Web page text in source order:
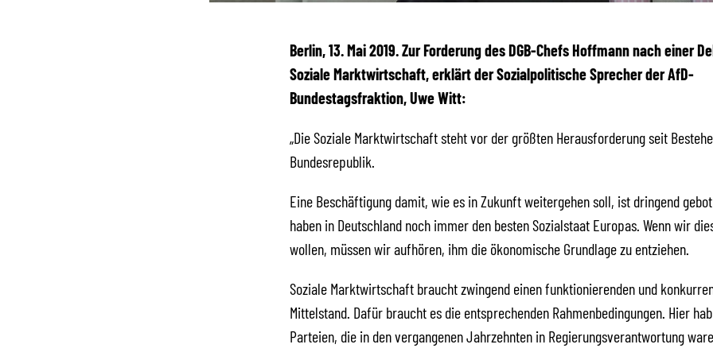
Berlin, 13. Mai 2019. Zur Forderung des DGB-Chefs Hoffmann nach einer
Soziale Marktwirtschaft, erklärt der Sozialpolitische Sprecher der AfD-
Bundestagsfraktion, Uwe Witt:
„Die Soziale Marktwirtschaft steht vor der größten Herausforderung seit
Bundesrepublik.
Eine Beschäftigung damit, wie es in Zukunft weitergehen soll, ist dringend
haben in Deutschland noch immer den besten Sozialstaat Europas. Wenn wir
wollen, müssen wir aufhören, ihm die ökonomische Grundlage zu entziehen.
Soziale Marktwirtschaft braucht zwingend einen funktionierenden und
Mittelstand. Dafür braucht es die entsprechenden Rahmenbedingungen. Hier
Parteien, die in den vergangenen Jahrzehnten in Regierungsverantwortung